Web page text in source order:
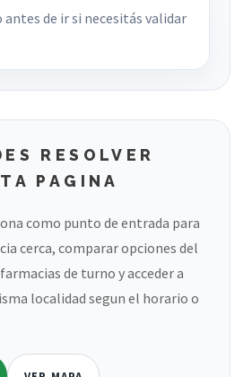
de ir si necesitás validar
RESOLVER
PAGINA
como punto de entrada para
cerca, comparar opciones del
de turno y acceder a
localidad segun el horario o